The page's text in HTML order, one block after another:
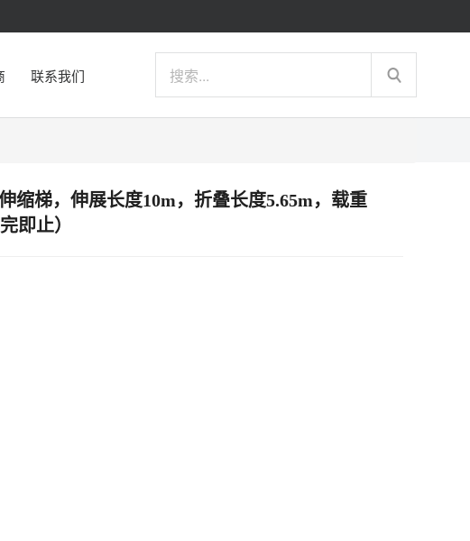
联系我们
缩梯，伸展长度10m，折叠长度5.65m，载重
即止）